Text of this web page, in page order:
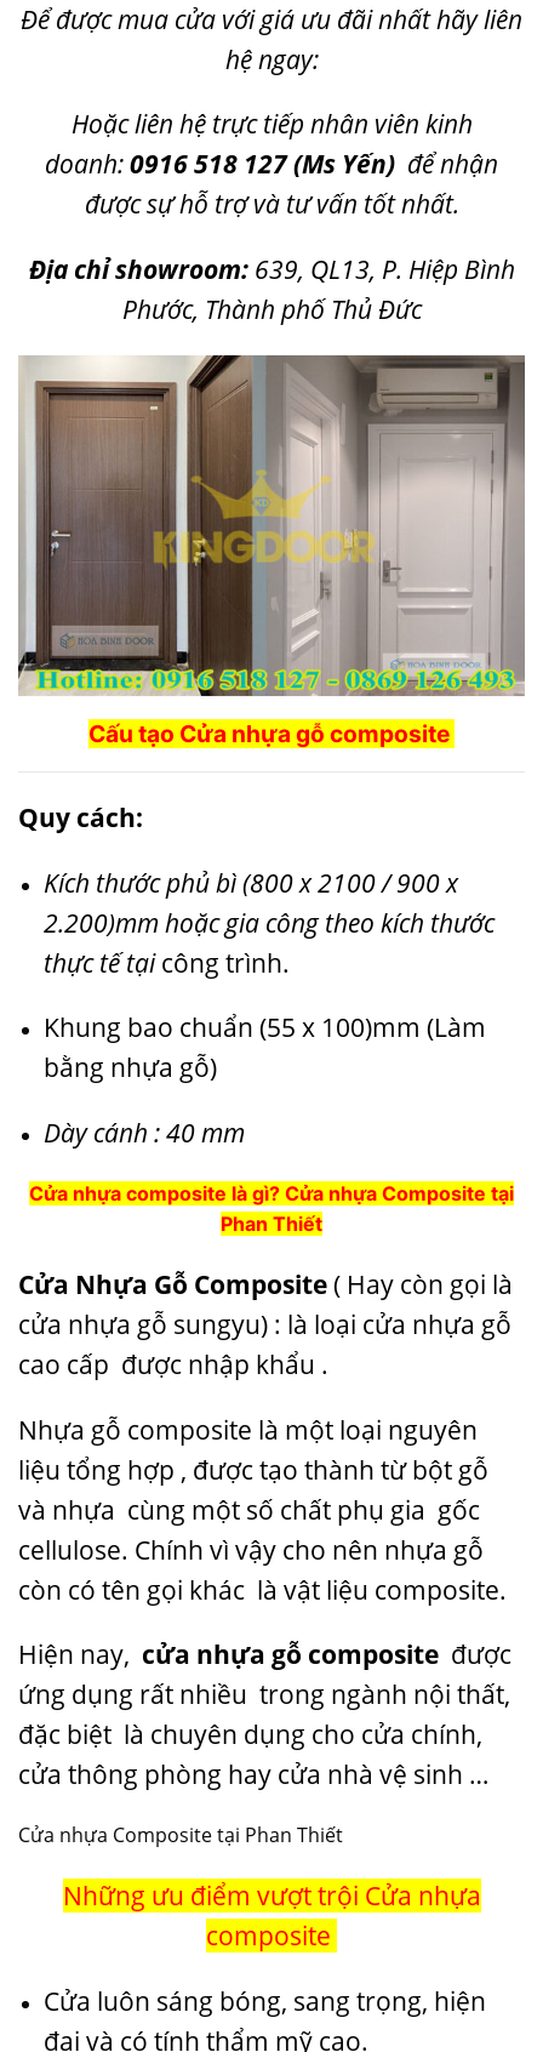
Để được mua cửa với giá ưu đãi nhất hãy liên
hệ ngay:
Hoặc liên hệ trực tiếp nhân viên kinh
doanh:0916 518 127(Ms Yến) để nhận
được sự hỗ trợ và tư vấn tốt nhất.
Địa chỉ showroom:639, QL13, P. Hiệp Bình
Phước, Thành phố Thủ Đức
Cấu tạo Cửa nhựa gỗ composite
Quy cách:
Kích thước phủ bì (800 x 2100 / 900 x
2.200)mm hoặc gia công theo kích thước
thực tế tạicông trình.
Khung bao chuẩn (55 x 100)mm (Làm
bằng nhựa gỗ)
Dày cánh : 40 mm
Cửa nhựa composite là gì? Cửa nhựa Composite tại
Phan Thiết
Cửa Nhựa Gỗ Composite( Hay còn gọi là
cửa nhựa gỗ sungyu) : là loại cửa nhựa gỗ
cao cấp được nhập khẩu .
Nhựa gỗ composite là một loại nguyên
liệu tổng hợp , được tạo thành từ bột gỗ
và nhựa cùng một số chất phụ gia gốc
cellulose. Chính vì vậy cho nên nhựa gỗ
còn có tên gọi khác là vật liệu composite.
Hiện nay, cửa nhựa gỗ composite được
ứng dụng rất nhiều trong ngành nội thất,
đặc biệt là chuyên dụng cho cửa chính,
cửa thông phòng hay cửa nhà vệ sinh …
Cửa nhựa Composite tại Phan Thiết
Những ưu điểm vượt trội Cửa nhựa
composite
Cửa luôn sáng bóng, sang trọng, hiện
đại và có tính thẩm mỹ cao.